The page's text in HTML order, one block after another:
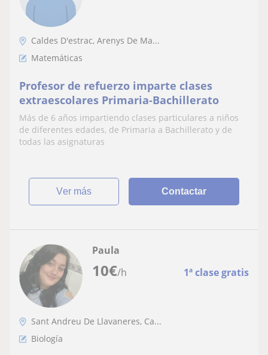
Caldes D'estrac, Arenys De Ma...
Matemáticas
Profesor de refuerzo imparte clases
extraescolares Primaria-Bachillerato
Más de 6 años impartiendo clases particulares a niños
de diferentes edades, de Primaria a Bachillerato y de
todas las asignaturas
ver más Contactar
10€/h 1ª clase gratis
Paula
Sant Andreu De Llavaneres, Ca...
Biología